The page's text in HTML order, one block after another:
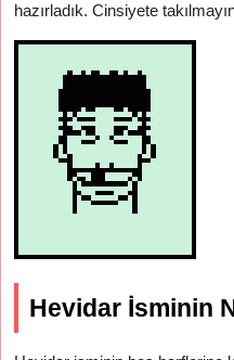
hazırladık. Cinsiyete
Hevidar İsminin